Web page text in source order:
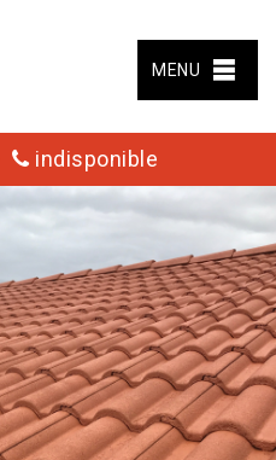
MENU
indisponible